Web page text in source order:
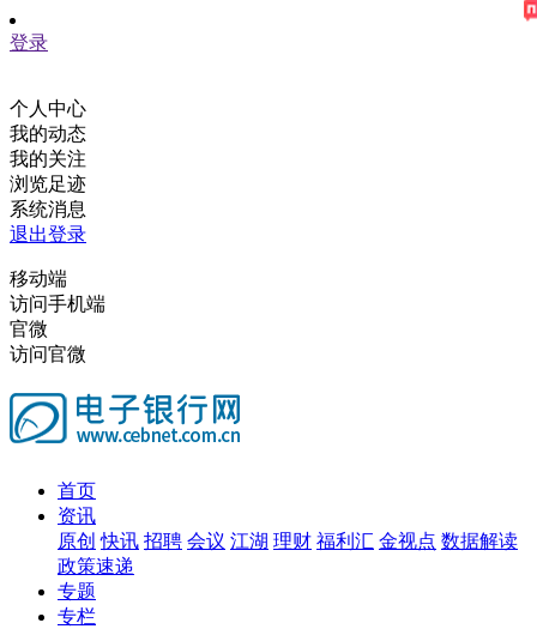
登录
个人中心
我的动态
我的关注
浏览足迹
系统消息
退出登录
移动端
访问手机端
官微
访问官微
首页
资讯
原创 快讯 招聘 会议 江湖 理财 福利汇 金视点 数据解读
政策速递
专题
专栏